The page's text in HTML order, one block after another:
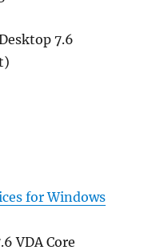
7.6
for Windows
VDA Core